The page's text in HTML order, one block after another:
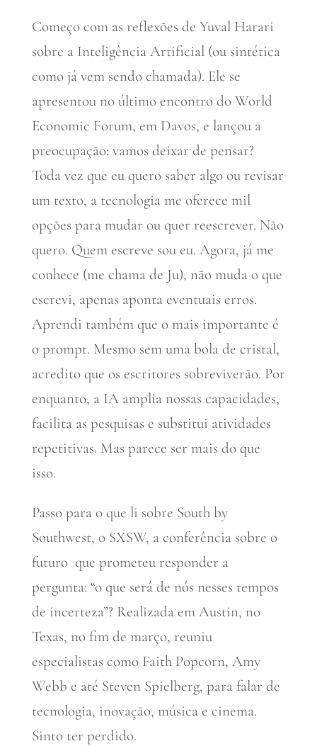
Começo com as reflexões de Yuval Harari
sobre a Inteligência Artificial (ou sintética
como já vem sendo chamada). Ele se
apresentou no último encontro do World
Economic Forum, em Davos, e lançou a
preocupação: vamos deixar de pensar?
Toda vez que eu quero saber algo ou revisar
um texto, a tecnologia me oferece mil
opções para mudar ou quer reescrever. Não
quero. Quem escreve sou eu. Agora, já me
conhece (me chama de Ju), não muda o que
escrevi, apenas aponta eventuais erros.
Aprendi também que o mais importante é
o prompt. Mesmo sem uma bola de cristal,
acredito que os escritores sobreviverão. Por
enquanto, a IA amplia nossas capacidades,
facilita as pesquisas e substitui atividades
repetitivas. Mas parece ser mais do que
isso.
Passo para o que li sobre South by
Southwest, o SXSW, a conferência sobre o
futuro que prometeu responder a
pergunta: “o que será de nós nesses tempos
de incerteza”? Realizada em Austin, no
Texas, no fim de março, reuniu
especialistas como Faith Popcorn, Amy
Webb e até Steven Spielberg, para falar de
tecnologia, inovação, música e cinema.
Sinto ter perdido.